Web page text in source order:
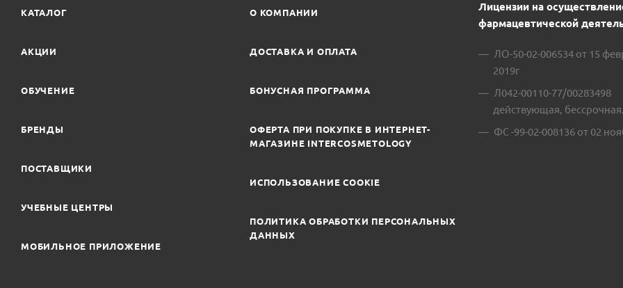
КАТАЛОГ
АКЦИИ
ОБУЧЕНИЕ
БРЕНДЫ
ПОСТАВЩИКИ
УЧЕБНЫЕ ЦЕНТРЫ
МОБИЛЬНОЕ ПРИЛОЖЕНИЕ
О КОМПАНИИ
ДОСТАВКА И ОПЛАТА
БОНУСНАЯ ПРОГРАММА
ОФЕРТА ПРИ ПОКУПКЕ В ИНТЕРНЕТ-
МАГАЗИНЕ INTERCOSMETOLOGY
ИСПОЛЬЗОВАНИЕ COOKIE
ПОЛИТИКА ОБРАБОТКИ ПЕРСОНАЛЬНЫХ
ДАННЫХ
Лицензии на
фармацевтической
ЛО-50-02-006534 от 15
2019г
Л042-00110-77/00283498
действующая, бессрочная.
ФС -99-02-008136 от 02